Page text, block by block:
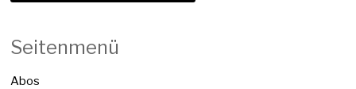
Seitenmenü
Abos